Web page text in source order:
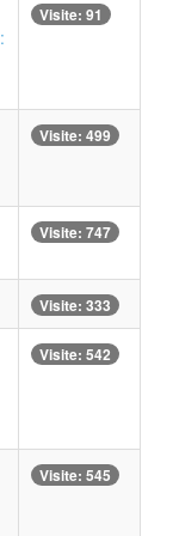
Visite: 91
Visite: 499
Visite: 747
Visite: 333
Visite: 542
Visite: 545